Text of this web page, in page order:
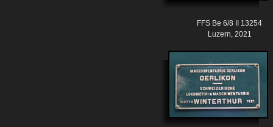
FFS Be 6/8 II 13254
Luzern, 2021